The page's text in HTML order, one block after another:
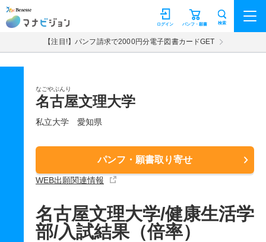
マナビジョン パンフ・願書
ログイン 検索
【注目!】パンフ請求で2000円分電子図書カードGET
なごやぶんり
名古屋文理大学
私立大学 愛知県
パンフ・願書取り寄せ
WEB出願関連情報
名古屋文理大学/健康生活学
部/入試結果（倍率）